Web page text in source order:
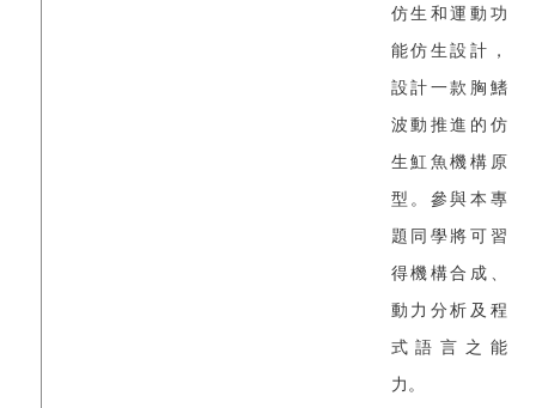
仿生和運動功
能仿生設計，
設計一款胸鰭
波動推進的仿
生魟魚機構原
型。參與本專
題同學將可習
得機構合成、
動力分析及程
式語言之能
力。